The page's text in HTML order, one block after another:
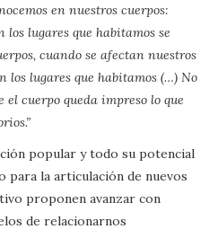
en nuestros cuerpos:
los lugares que habitamos se
cuando se afectan nuestros
los lugares que habitamos (…) No
el cuerpo queda impreso lo que
popular y todo su potencial
para la articulación de nuevos
proponen avanzar con
de relacionarnos